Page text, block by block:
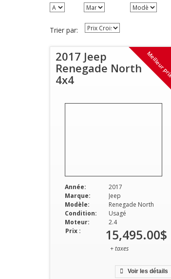
Trier par:
Meilleur prix
2017 Jeep
Renegade North
4x4
Année:
2017
Marque:
Jeep
Modèle:
Renegade North
Condition:
Usagé
Moteur:
2.4
Voir les détails
Prix : 15,495.00$
+ taxes